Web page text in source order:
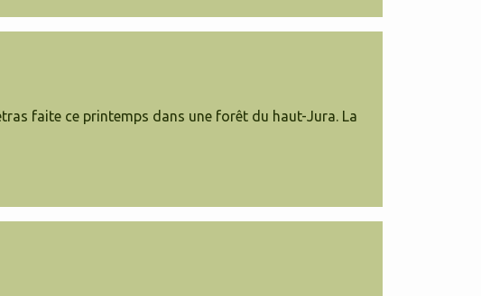
faite ce printemps dans une forêt du haut-Jura. La